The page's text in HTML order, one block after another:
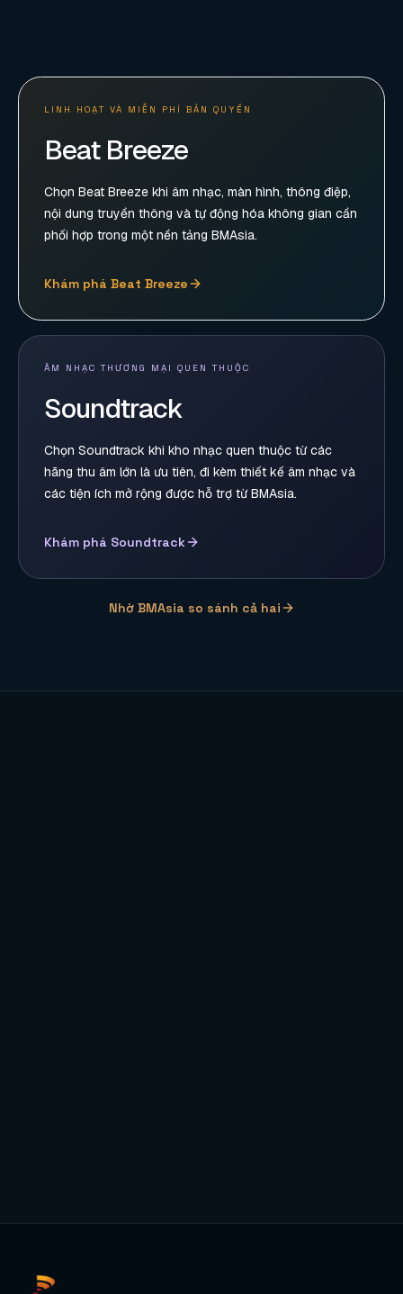
LINH HOẠT VÀ MIỄN PHÍ BẢN QUYỀN
Beat Breeze
Chọn Beat Breeze khi âm nhạc, màn hình, thông điệp,
nội dung truyền thông và tự động hóa không gian cần
phối hợp trong một nền tảng BMAsia.
Khám phá Beat Breeze
ÂM NHẠC THƯƠNG MẠI QUEN THUỘC
Soundtrack
Chọn Soundtrack khi kho nhạc quen thuộc từ các
hãng thu âm lớn là ưu tiên, đi kèm thiết kế âm nhạc và
các tiện ích mở rộng được hỗ trợ từ BMAsia.
Khám phá Soundtrack
Nhờ BMAsia so sánh cả hai